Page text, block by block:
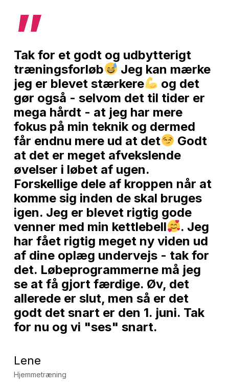
”
Tak for et godt og udbytterigt
træningsforløb
Jeg kan mærke
jeg er blevet stærkere
og det
gør også - selvom det til tider er
mega hårdt - at jeg har mere
fokus på min teknik og dermed
får endnu mere ud at det
Godt
at det er meget afvekslende
øvelser i løbet af ugen.
Forskellige dele af kroppen når at
komme sig inden de skal bruges
igen. Jeg er blevet rigtig gode
venner med min kettlebell
. Jeg
har fået rigtig meget ny viden ud
af dine oplæg undervejs - tak for
det. Løbeprogrammerne må jeg
se at få gjort færdige. Øv, det
allerede er slut, men så er det
godt det snart er den 1. juni. Tak
for nu og vi "ses" snart.
Lene
Hjemmetræning